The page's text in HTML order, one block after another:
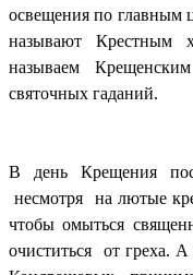
освещения по главным
называют Крестным
называем
святочных гаданий.
В день Крещения
несмотря на лютые
чтобы омыться
очиститься от греха.